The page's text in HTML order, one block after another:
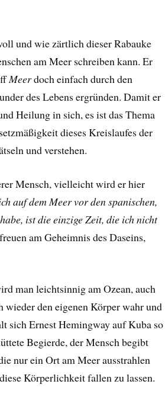
und wie zärtlich dieser Rabauke
am Meer schreiben kann. Er
Meerdoch einfach durch den
des Lebens ergründen. Damit er
Heilung in sich, es ist das Thema
dieses Kreislaufes der
und verstehen.
Mensch, vielleicht wird er hier
auf dem Meer vor den spanischen,
ist die einzige Zeit, die ich nicht
am Geheimnis des Daseins,
man leichtsinnig am Ozean, auch
den eigenen Körper wahr und
sich Ernest Hemingway auf Kuba so
Begierde, der Mensch begibt
nur ein Ort am Meer ausstrahlen
Körperlichkeit fallen zu lassen.